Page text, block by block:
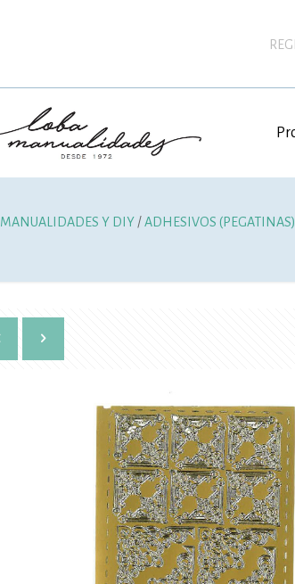
MANUALIDADES Y DIY /ADHESIVOS (PEGATINAS)